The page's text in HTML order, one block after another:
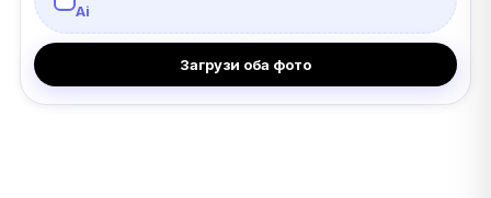
Ai
Загрузи оба фото